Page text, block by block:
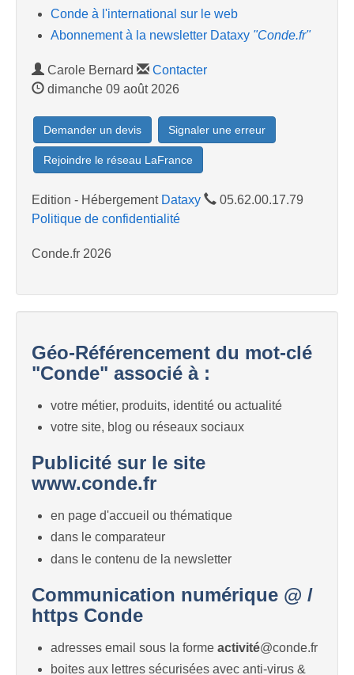
Conde à l'international sur le web
Abonnement à la newsletter Dataxy "Conde.fr"
Carole Bernard
Contacter
dimanche 09 août 2026
Demander un devis Signaler une erreur
Rejoindre le réseau LaFrance
Edition - Hébergement Dataxy
05.62.00.17.79
Politique de confidentialité
Conde.fr 2026
Géo-Référencement du mot-clé
"Conde" associé à :
votre métier, produits, identité ou actualité
votre site, blog ou réseaux sociaux
Publicité sur le site
www.conde.fr
en page d'accueil ou thématique
dans le comparateur
dans le contenu de la newsletter
Communication numérique @ /
https Conde
adresses email sous la forme activité@conde.fr
boites aux lettres sécurisées avec anti-virus &